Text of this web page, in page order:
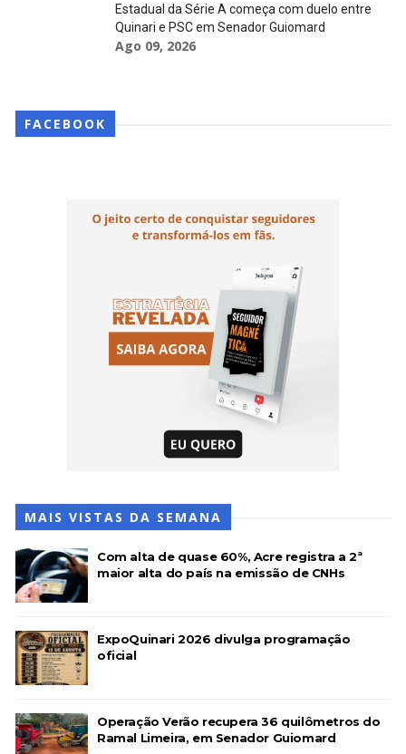
Estadual da Série A começa com duelo entre
Quinari e PSC em Senador Guiomard
Ago 09, 2026
FACEBOOK
MAIS VISTAS DA SEMANA
Com alta de quase 60%, Acre registra a 2ª
maior alta do país na emissão de CNHs
ExpoQuinari 2026 divulga programação
oficial
Operação Verão recupera 36 quilômetros do
Ramal Limeira, em Senador Guiomard